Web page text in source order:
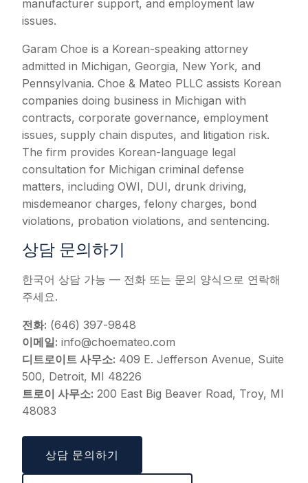
manufacturer support, and employment law
issues.
Garam Choe is a Korean-speaking attorney
admitted in Michigan, Georgia, New York, and
Pennsylvania. Choe & Mateo PLLC assists Korean
companies doing business in Michigan with
contracts, corporate governance, employment
issues, supply chain disputes, and litigation risk.
The firm provides Korean-language legal
consultation for Michigan criminal defense
matters, including OWI, DUI, drunk driving,
misdemeanor charges, felony charges, bond
violations, probation violations, and sentencing.
상담 문의하기
한국어 상담 가능 — 전화 또는 문의 양식으로 연락해
주세요.
전화: (646) 397-9848
이메일: info@choemateo.com
디트로이트 사무소: 409 E. Jefferson Avenue, Suite
500, Detroit, MI 48226
트로이 사무소: 200 East Big Beaver Road, Troy, MI
48083
상담 문의하기